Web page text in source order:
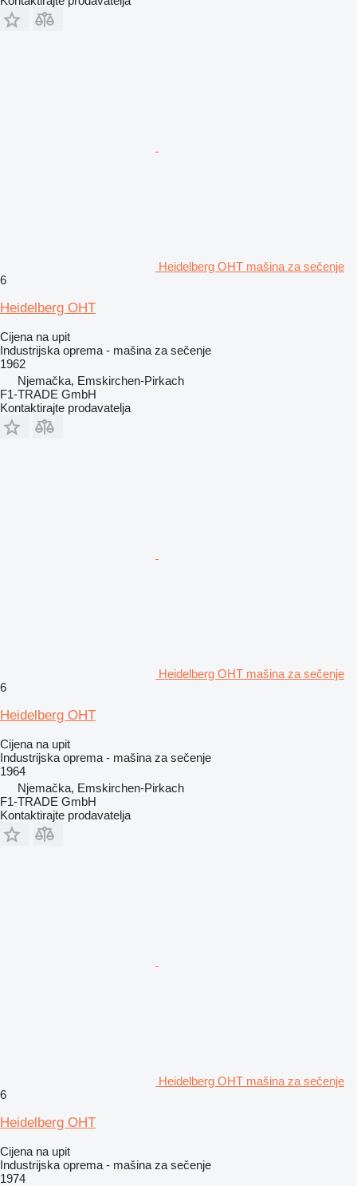
Heidelberg OHT mašina za sečenje
6
Heidelberg OHT
Cijena na upit
Industrijska oprema - mašina za sečenje
1962
Njemačka, Emskirchen-Pirkach
F1-TRADE GmbH
Kontaktirajte prodavatelja
Heidelberg OHT mašina za sečenje
6
Heidelberg OHT
Cijena na upit
Industrijska oprema - mašina za sečenje
1964
Njemačka, Emskirchen-Pirkach
F1-TRADE GmbH
Kontaktirajte prodavatelja
Heidelberg OHT mašina za sečenje
6
Heidelberg OHT
Cijena na upit
Industrijska oprema - mašina za sečenje
1974